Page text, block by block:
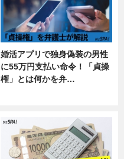
婚活アプリで独身偽装の男性
に55万円支払い命令！「貞操
権」とは何かを弁…